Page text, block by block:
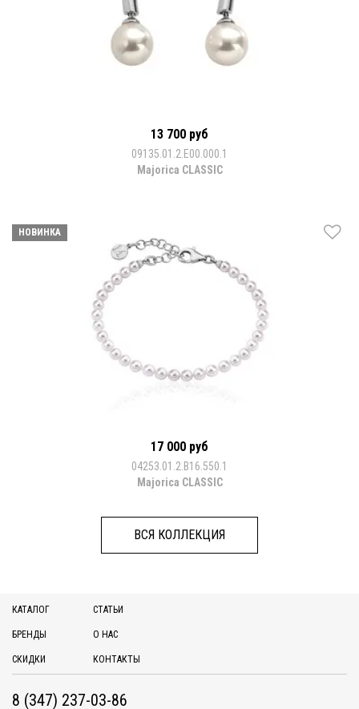
13 700 руб
09135.01.2.E00.000.1
Majorica CLASSIC
НОВИНКА
17 000 руб
04253.01.2.B16.550.1
Majorica CLASSIC
ВСЯ КОЛЛЕКЦИЯ
КАТАЛОГ
БРЕНДЫ
СКИДКИ
СТАТЬИ
О НАС
КОНТАКТЫ
8 (347) 237-03-86